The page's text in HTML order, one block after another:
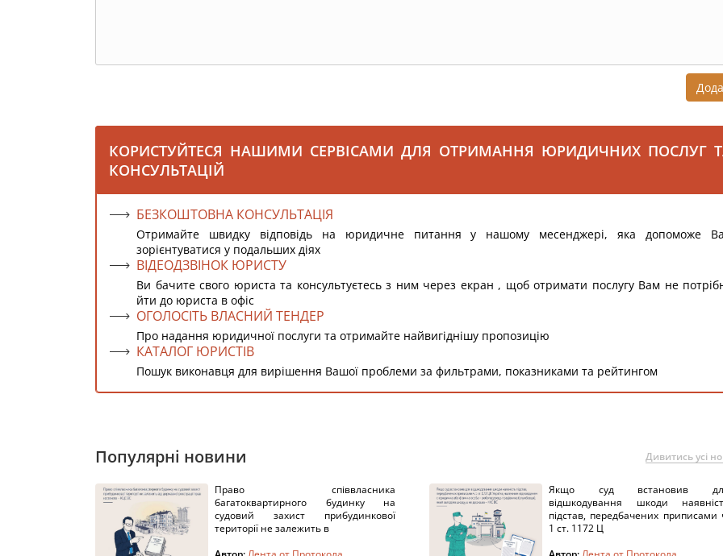
КОРИСТУЙТЕСЯ НАШИМИ СЕРВІСАМИ ДЛЯ ОТРИМАННЯ ЮРИДИЧНИХ ПОСЛУГ
КОНСУЛЬТАЦІЙ
БЕЗКОШТОВНА КОНСУЛЬТАЦІЯ
Отримайте швидку відповідь на юридичне питання у нашому месенджері, яка допоможе
зорієнтуватися у подальших діях
ВІДЕОДЗВІНОК ЮРИСТУ
Ви бачите свого юриста та консультуєтесь з ним через екран , щоб отримати послугу Вам не
йти до юриста в офіс
ОГОЛОСІТЬ ВЛАСНИЙ ТЕНДЕР
Про надання юридичної послуги та отримайте найвигіднішу пропозицію
КАТАЛОГ ЮРИСТІВ
Пошук виконавця для вирішення Вашої проблеми за фильтрами, показниками та рейтингом
Популярні новини Дивитись усі
Право співвласника
багатоквартирного будинку на
судовий захист прибудинкової
території не залежить в
Якщо суд встановив
відшкодування шкоди
підстав, передбачених приписами
1 ст. 1172 Ц